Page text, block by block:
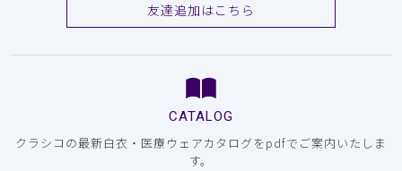
友達追加はこちら
CATALOG
クラシコの最新白衣・医療ウェアカタログをpdfでご案内いたしま
す。